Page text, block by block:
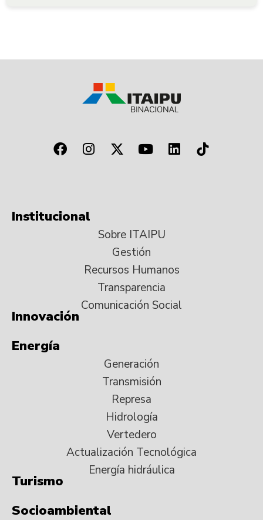
Institucional
Sobre ITAIPU
Gestión
Recursos Humanos
Transparencia
Comunicación Social
Innovación
Energía
Generación
Transmisión
Represa
Hidrología
Vertedero
Actualización Tecnológica
Energía hidráulica
Turismo
Socioambiental